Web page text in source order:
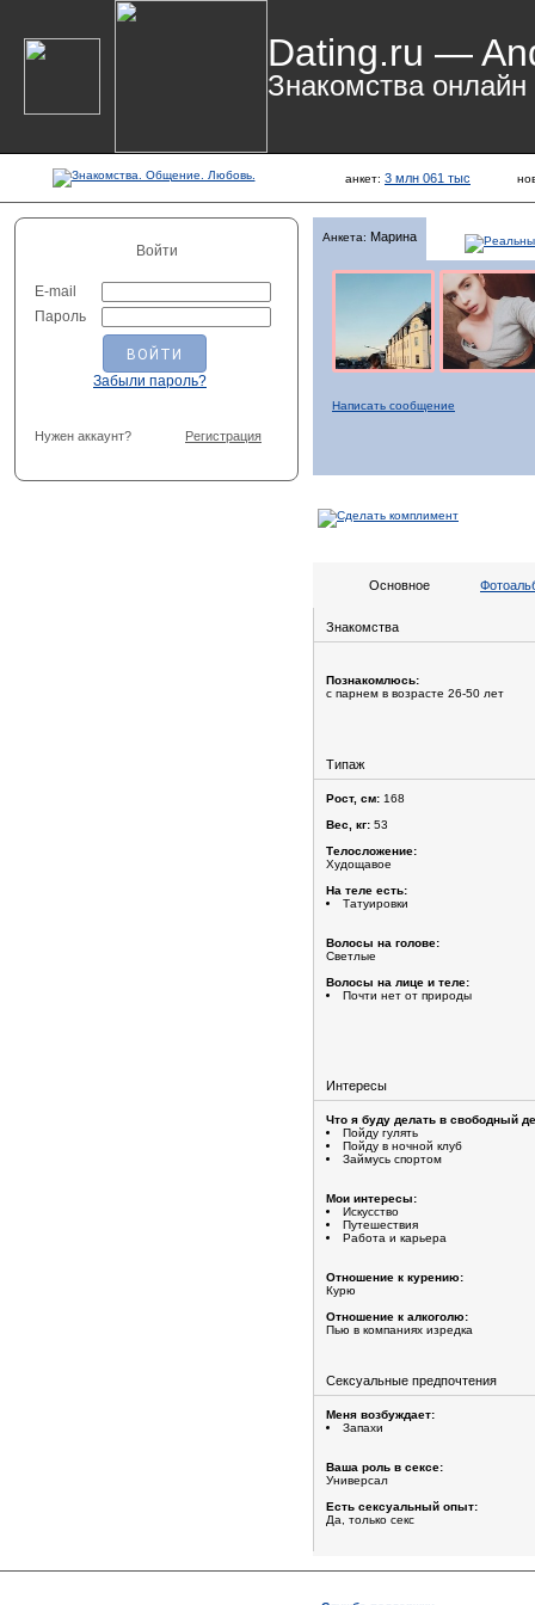
Dating.ru —
Знакомства онлайн
анкет: 3 млн 061 тыс
Войти
E-mail
Пароль
Забыли пароль?
Нужен аккаунт? Регистрация
Анкета: Марина
Написать сообщение
Основное
Знакомства
Познакомлюсь:
с парнем в возрасте 26-50 лет
Типаж
Рост, см: 168
Вес, кг: 53
Телосложение:
Худощавое
На теле есть:
Татуировки
Волосы на голове:
Светлые
Волосы на лице и теле:
Почти нет от природы
Интересы
Что я буду делать в свободный
Пойду гулять
Пойду в ночной клуб
Займусь спортом
Мои интересы:
Искусство
Путешествия
Работа и карьера
Отношение к курению:
Курю
Отношение к алкоголю:
Пью в компаниях изредка
Сексуальные предпочтения
Меня возбуждает:
Запахи
Ваша роль в сексе:
Универсал
Есть сексуальный опыт:
Да, только секс